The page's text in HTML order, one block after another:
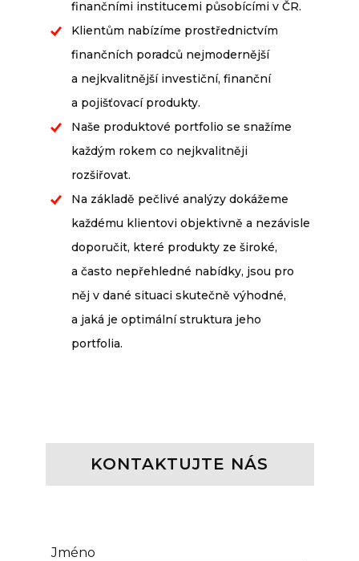
finančními institucemi působícími v ČR.
Klientům nabízíme prostřednictvím
finančních poradců nejmodernější
a nejkvalitnější investiční, finanční
a pojišťovací produkty.
Naše produktové portfolio se snažíme
každým rokem co nejkvalitněji
rozšiřovat.
Na základě pečlivé analýzy dokážeme
každému klientovi objektivně a nezávisle
doporučit, které produkty ze široké,
a často nepřehledné nabídky, jsou pro
něj v dané situaci skutečně výhodné,
a jaká je optimální struktura jeho
portfolia.
KONTAKTUJTE NÁS
Jméno